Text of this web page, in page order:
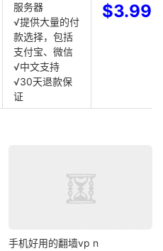
服务器
√提供大量的付
款选择，包括
支付宝、微信
√中文支持
√30天退款保
证
$3.99
手机好用的翻墙vp n